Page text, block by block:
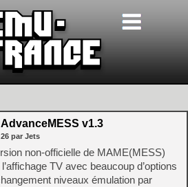
AdvanceMESS v1.3
par Jets
non-officielle de MAME(MESS)
TV avec beaucoup d’options
niveaux émulation par